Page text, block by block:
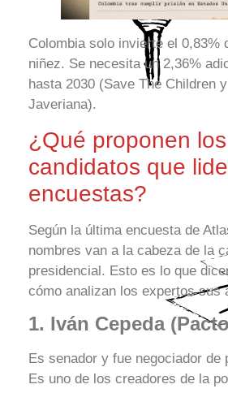
Colombia solo invierte el 0,83%
niñez. Se necesita un 2,36%
hasta 2030 (Save The Children
Javeriana).
¿Qué proponen
candidatos que
encuestas?
Según la última encuesta de
nombres van a la cabeza de la
presidencial. Esto es lo que
cómo analizan los expertos sus
1. Iván Cepeda
Es senador y fue negociador de
Es uno de los creadores de la